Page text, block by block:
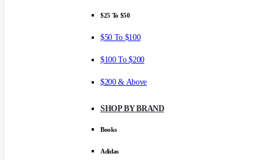
$25 To $50
$50 To $100
$100 To $200
$200 & Above
SHOP BY BRAND
Books
Adidas